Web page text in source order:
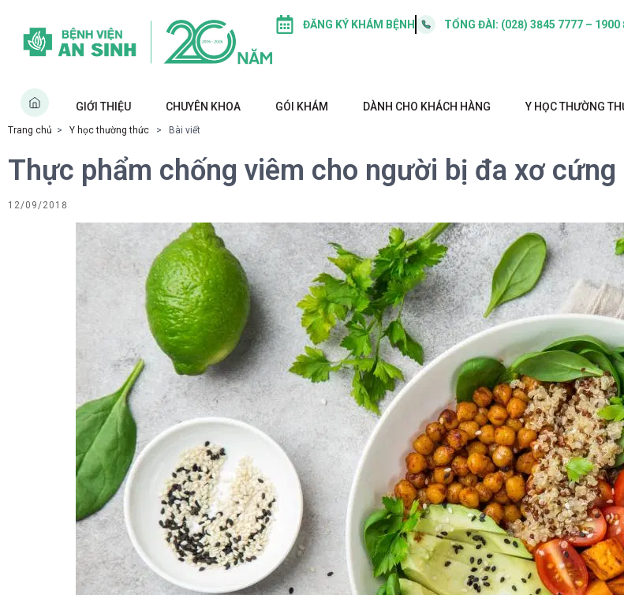
ĐĂNG KÝ KHÁM BỆNH TỔNG ĐÀI: (028) 3845 7777 – 1900
GIỚI THIỆU CHUYÊN KHOA GÓI KHÁM DÀNH CHO KHÁCH HÀNG Y HỌC THƯỜNG
Trang chủ > Y học thường thức > Bài viết
Thực phẩm chống viêm cho người bị đa xơ cứng
12/09/2018